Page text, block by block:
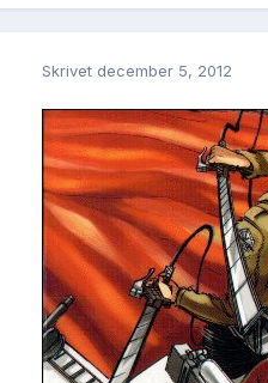
Skrivet december 5, 2012